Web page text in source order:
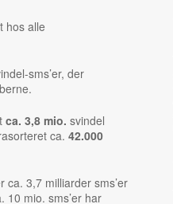
hos alle
sms’er, der
ca. 3,8 mio. svindel
ca. 42.000
3,7 milliarder sms’er
10 mio. sms’er har